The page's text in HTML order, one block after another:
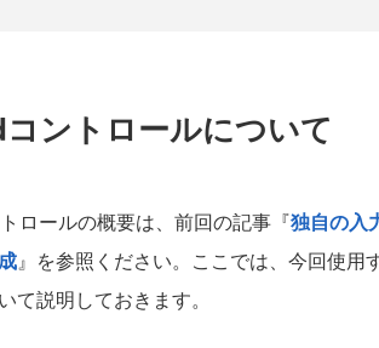
ントロールについて
ロールの概要は、前回の記事『独自の入
』を参照ください。ここでは、今回使
て説明しておきます。